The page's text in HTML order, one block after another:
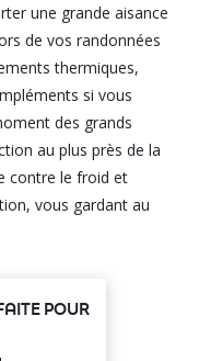
une grande aisance
de vos randonnées
thermiques,
si vous
des grands
au plus près de la
contre le froid et
vous gardant au
POUR